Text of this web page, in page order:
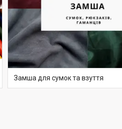
Замша для сумок та взуття